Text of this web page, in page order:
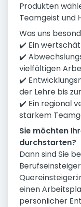
Produkten
Teamgeist und
Was uns
✔️ Ein
✔️
vielfältigen
✔️
der Lehre bis
✔️ Ein regional
starkem
Sie möchten
durchstarten?
Dann sind Sie
einen
persönlicher